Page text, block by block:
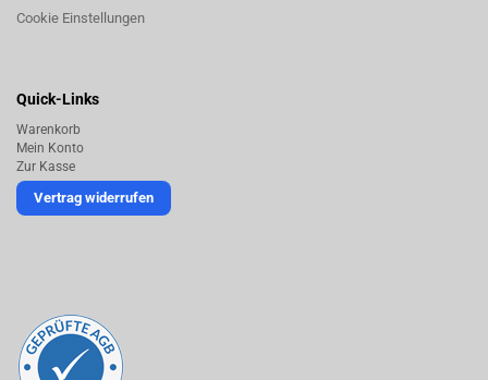
Cookie Einstellungen
Quick-Links
Warenkorb
Mein Konto
Zur Kasse
Vertrag widerrufen